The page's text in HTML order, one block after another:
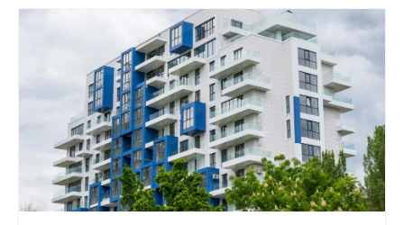
minimalizację strat ciepła, co z kolei przekłada się na
zmniejszenie zużycia energii potrzebnej do podgrzania
komory pieczenia. Dzięki temu piekarze mogą osiągnąć
znaczące oszczędności w rachunkach za energię, co jest
szczególnie istotne w dobie ciągłego wzrostu cen energii.